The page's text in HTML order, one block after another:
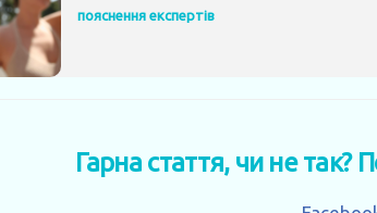
пояснення експертів
Гарна стаття, чи не так?